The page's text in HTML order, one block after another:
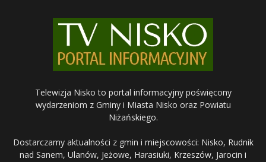
Telewizja Nisko to portal informacyjny poświęcony
wydarzeniom z Gminy i Miasta Nisko oraz Powiatu
Niżańskiego.
Dostarczamy aktualności z gmin i miejscowości: Nisko, Rudnik
nad Sanem, Ulanów, Jeżowe, Harasiuki, Krzeszów, Jarocin i